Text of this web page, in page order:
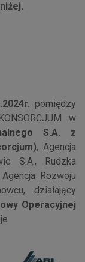
pomiędzy
w
S.A. z
, Agencja
S.A., Rudzka
Rozwoju
działający
Operacyjnej